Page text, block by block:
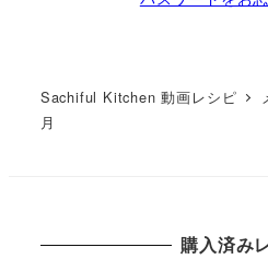
Sachiful Kitchen 動画レシピ
月
購入済み